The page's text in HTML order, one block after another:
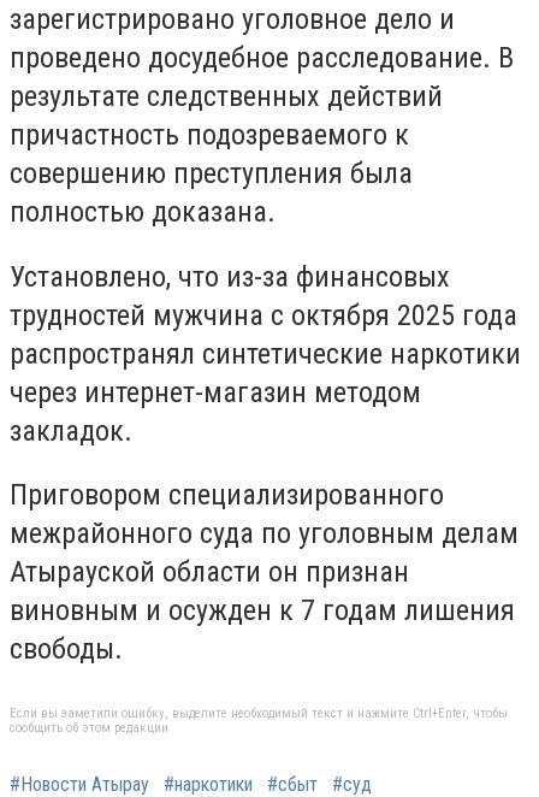
зарегистрировано уголовное дело и
проведено досудебное расследование. В
результате следственных действий
причастность подозреваемого к
совершению преступления была
полностью доказана.
Установлено, что из-за финансовых
трудностей мужчина с октября 2025 года
распространял синтетические наркотики
через интернет-магазин методом
закладок.
Приговором специализированного
межрайонного суда по уголовным делам
Атырауской области он признан
виновным и осужден к 7 годам лишения
свободы.
Если вы заметили ошибку, выделите необходимый текст и нажмите Ctrl+Enter, чтобы
сообщить об этом редакции
#Новости Атырау #наркотики #сбыт #суд